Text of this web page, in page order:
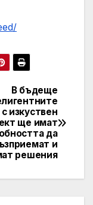
В бъдеще
изкуствен
ще имат
да
и
решения